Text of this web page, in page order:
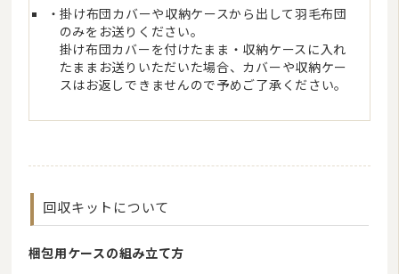
掛け布団カバーや収納ケースから出して羽毛布団
のみをお送りください。
掛け布団カバーを付けたまま・収納ケースに入れ
たままお送りいただいた場合、カバーや収納ケー
スはお返しできませんので予めご了承ください。
回収キットについて
梱包用ケースの組み立て方